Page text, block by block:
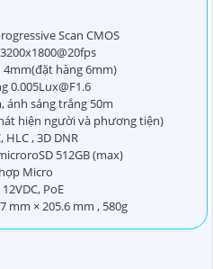
Scan CMOS
4mm(đặt hàng 6mm)
0.005Lux@F1.6
ánh sáng trắng 50m
hiện người và phương tiện)
HLC , 3D DNR
512GB (max)
Micro
PoE
mm × 205.6 mm , 580g